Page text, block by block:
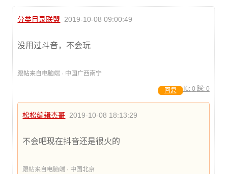
分类目录联盟 2019-10-08 09:00:49
没用过斗音，不会玩
跟帖来自电脑端 · 中国广西南宁
顶: 0 踩: 0
回复
松松编辑杰哥 2019-10-08 18:13:29
不会吧现在抖音还是很火的
跟帖来自电脑端 · 中国北京